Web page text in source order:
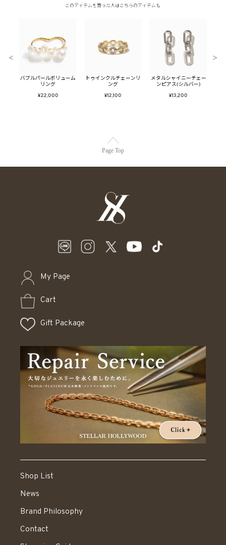
このアイテムを買った人はこちらのアイテムも
バブルパールボリューム
リング
¥22,000
トゥインクルチェーンリ
ング
¥12,100
メタルシャイニーチェー
ンピアス(シルバー)
¥13,200
＜ ＞
Page Top
My Page
Cart
Gift Package
Shop List
News
Brand Philosophy
Contact